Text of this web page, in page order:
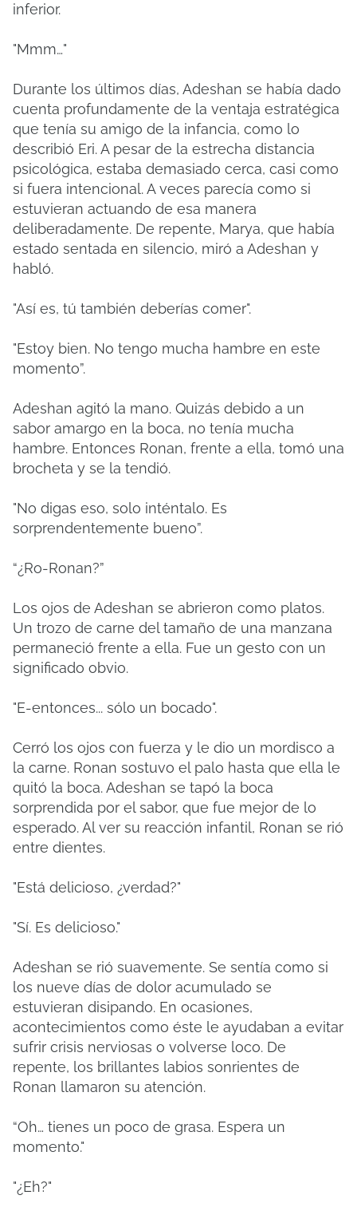
inferior.
"Mmm…"
Durante los últimos días, Adeshan se había dado
cuenta profundamente de la ventaja estratégica
que tenía su amigo de la infancia, como lo
describió Eri. A pesar de la estrecha distancia
psicológica, estaba demasiado cerca, casi como
si fuera intencional. A veces parecía como si
estuvieran actuando de esa manera
deliberadamente. De repente, Marya, que había
estado sentada en silencio, miró a Adeshan y
habló.
"Así es, tú también deberías comer".
"Estoy bien. No tengo mucha hambre en este
momento”.
Adeshan agitó la mano. Quizás debido a un
sabor amargo en la boca, no tenía mucha
hambre. Entonces Ronan, frente a ella, tomó una
brocheta y se la tendió.
"No digas eso, solo inténtalo. Es
sorprendentemente bueno”.
“¿Ro-Ronan?”
Los ojos de Adeshan se abrieron como platos.
Un trozo de carne del tamaño de una manzana
permaneció frente a ella. Fue un gesto con un
significado obvio.
"E-entonces... sólo un bocado".
Cerró los ojos con fuerza y ​​le dio un mordisco a
la carne. Ronan sostuvo el palo hasta que ella le
quitó la boca. Adeshan se tapó la boca
sorprendida por el sabor, que fue mejor de lo
esperado. Al ver su reacción infantil, Ronan se rió
entre dientes.
"Está delicioso, ¿verdad?"
"Sí. Es delicioso."
Adeshan se rió suavemente. Se sentía como si
los nueve días de dolor acumulado se
estuvieran disipando. En ocasiones,
acontecimientos como éste le ayudaban a evitar
sufrir crisis nerviosas o volverse loco. De
repente, los brillantes labios sonrientes de
Ronan llamaron su atención.
“Oh… tienes un poco de grasa. Espera un
momento."
"¿Eh?"